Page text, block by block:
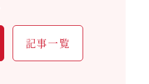
記事一覧